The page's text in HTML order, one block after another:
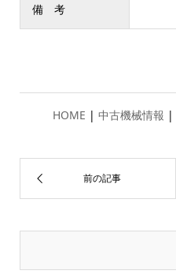
備 考
HOME | 中古機械情報 |